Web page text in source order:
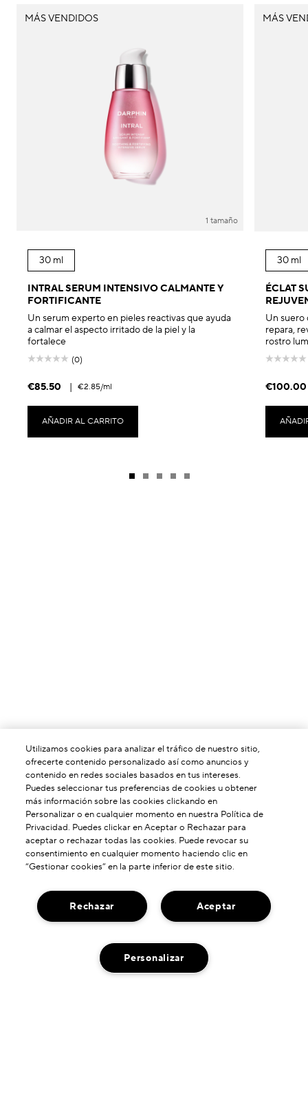
MÁS VENDIDOS
1 tamaño
30 ml
INTRAL SERUM INTENSIVO CALMANTE Y
FORTIFICANTE
Un serum experto en pieles reactivas que ayuda
a calmar el aspecto irritado de la piel y la
fortalece
(0)
€85.50 | €2.85/ml
AÑADIR AL CARRITO
MÁS
30 ml
ÉCLAT
Un suero
repara,
rostro
€100.00
ACERCA DE NOSOTROS
Nuestra Historia
Poder De Formulación
Nuestros Compromisos
Contactar Fabricante
ENCUENTRANOS
Localizador De Tiendas
PRIVACIDAD Y TÉRMINOS
Utilizamos cookies para analizar el tráfico de nuestro sitio,
ofrecerte contenido personalizado así como anuncios y
contenido en redes sociales basados en tus intereses.
Puedes seleccionar tus preferencias de cookies u obtener
más información sobre las cookies clickando en
Personalizar o en cualquier momento en nuestra Política de
Privacidad. Puedes clickar en Aceptar o Rechazar para
aceptar o rechazar todas las cookies. Puede revocar su
consentimiento en cualquier momento haciendo clic en
“Gestionar cookies” en la parte inferior de este sitio.
Aceptar
Rechazar
Personalizar